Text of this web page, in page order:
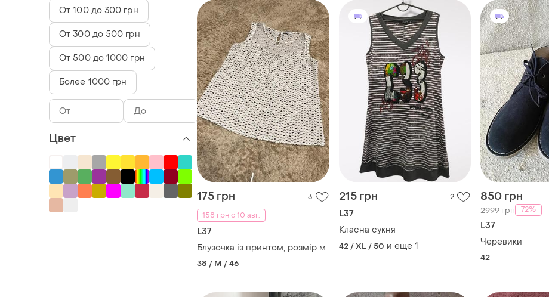
175 грн
3
158 грн с 10 авг.
L37
Блузочка із принтом, розмір м
38 / M / 46
215 грн 2
L37
Класна сукня
42 / XL / 50 и еще 1
850 грн
2999 грн -72%
L37
Черевики
42
От 100 до 300 грн
От 300 до 500 грн
От 500 до 1000 грн
Более 1000 грн
Цвет